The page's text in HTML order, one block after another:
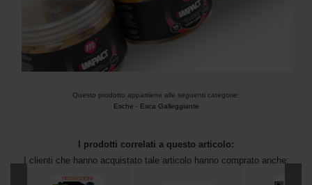
Questo prodotto appartiene alle seguenti categorie:
Esche - Esca Galleggiante
I prodotti correlati a questo articolo:
I clienti che hanno acquistato tale articolo hanno comprato anche: